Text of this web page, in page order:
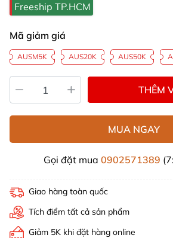
Freeship TP.HCM
Mã giảm giá
AUSM5K AUS20K AUS50K
THÊM
MUA NGAY
Gọi đặt mua 0902571389
Giao hàng toàn quốc
Tích điểm tất cả sản phẩm
Giảm 5K khi đặt hàng online